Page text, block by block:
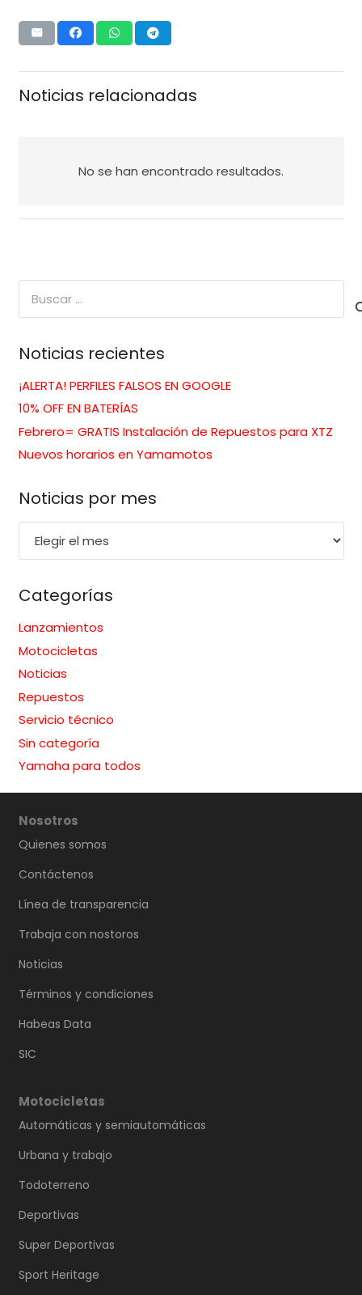
Noticias relacionadas
No se han encontrado resultados.
Noticias recientes
¡ALERTA! PERFILES FALSOS EN GOOGLE
10% OFF EN BATERÍAS
Febrero= GRATIS Instalación de Repuestos para XTZ
Nuevos horarios en Yamamotos
Noticias por mes
Categorías
Lanzamientos
Motocicletas
Noticias
Repuestos
Servicio técnico
Sin categoría
Yamaha para todos
Nosotros
Quienes somos
Contáctenos
Línea de transparencia
Trabaja con nostoros
Noticias
Términos y condiciones
Habeas Data
SIC
Motocicletas
Automáticas y semiautomáticas
Urbana y trabajo
Todoterreno
Deportivas
Super Deportivas
Sport Heritage